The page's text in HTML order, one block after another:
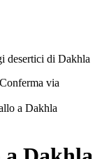
desertici di Dakhla
Conferma via
a Dakhla